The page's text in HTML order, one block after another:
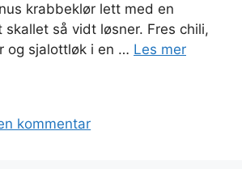
krabbeklør lett med en
skallet så vidt løsner. Fres chili,
og sjalottløk i en … Les mer
kommentar